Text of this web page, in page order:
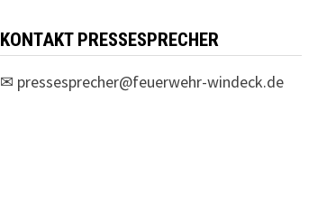
KONTAKT PRESSESPRECHER
✉ pressesprecher@feuerwehr-windeck.de